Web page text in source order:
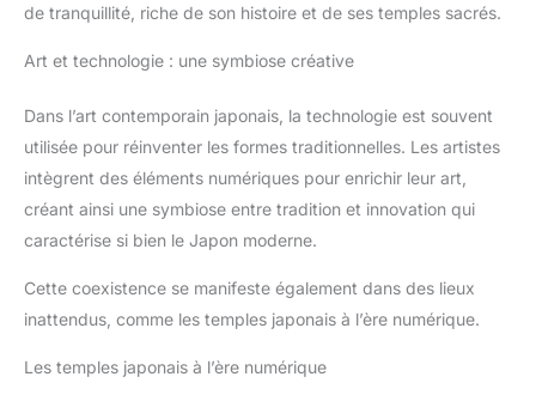
de tranquillité, riche de son histoire et de ses temples sacrés.
Art et technologie : une symbiose créative
Dans l’art contemporain japonais, la technologie est souvent
utilisée pour réinventer les formes traditionnelles. Les artistes
intègrent des éléments numériques pour enrichir leur art,
créant ainsi une symbiose entre tradition et innovation qui
caractérise si bien le Japon moderne.
Cette coexistence se manifeste également dans des lieux
inattendus, comme les temples japonais à l’ère numérique.
Les temples japonais à l’ère numérique